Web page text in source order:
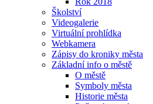
Školství
Videogalerie
Virtuální prohlídka
Webkamera
Zápisy do kroniky města
Základní info o městě
O městě
Symboly města
Historie města